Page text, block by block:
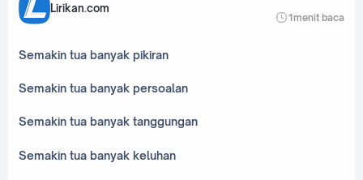
Lirikan.com
1menit baca
Semakin tua banyak pikiran
Semakin tua banyak persoalan
Semakin tua banyak tanggungan
Semakin tua banyak keluhan